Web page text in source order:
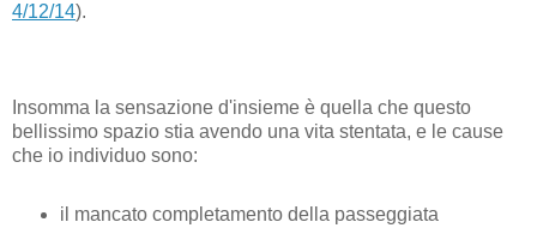
4/12/14).
Insomma la sensazione d'insieme è quella che questo
bellissimo spazio stia avendo una vita stentata, e le cause
che io individuo sono:
il mancato completamento della passeggiata